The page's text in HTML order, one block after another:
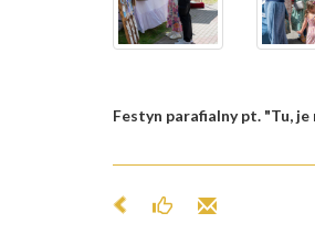
Festyn parafialny pt. "Tu, je